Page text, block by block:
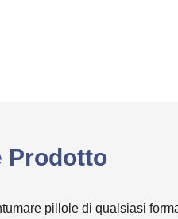
Prodotto
pillole di qualsiasi